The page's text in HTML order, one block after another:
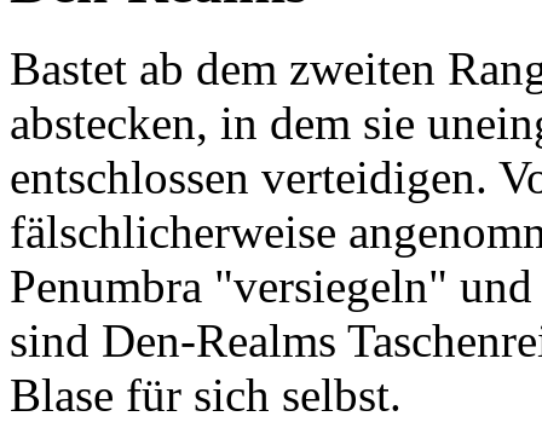
Bastet ab dem zweiten
abstecken, in dem sie
entschlossen verteidigen.
fälschlicherweise
Penumbra "versiegeln"
sind Den-Realms
Blase für sich selbst.